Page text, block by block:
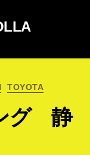
TOYOTA
グ 静